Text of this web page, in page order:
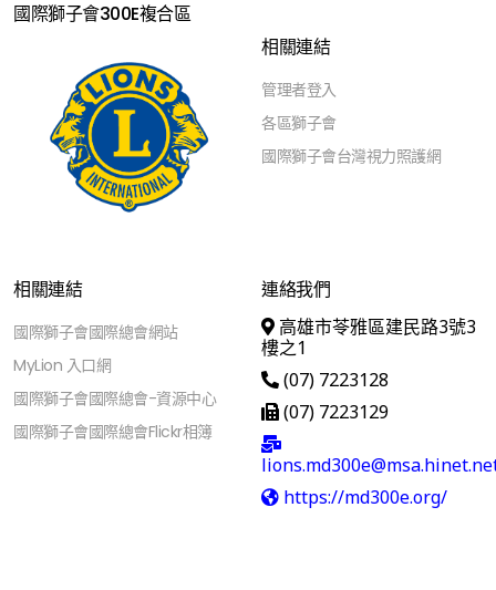
國際獅子會300E複合區
相關連結
管理者登入
各區獅子會
國際獅子會台灣視力照護網
相關連結
國際獅子會國際總會網站
MyLion 入口網
國際獅子會國際總會-資源中心
國際獅子會國際總會Flickr相簿
連絡我們
高雄市苓雅區建民路3號3
樓之1
(07) 7223128
(07) 7223129
https://md300e.org/